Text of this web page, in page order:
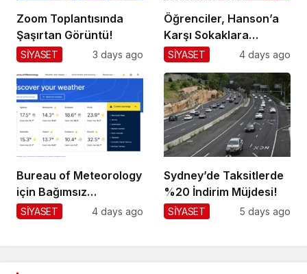
Zoom Toplantısında
Şaşırtan Görüntü!
SİYASET 3 days ago
Öğrenciler, Hanson’a
Karşı Sokaklara
Dökülüyor!
SİYASET 4 days ago
Bureau of Meteorology
için Bağımsız
Değerlendirme!
SİYASET 4 days ago
Sydney’de Taksitlerde
%20 İndirim Müjdesi!
SİYASET 5 days ago